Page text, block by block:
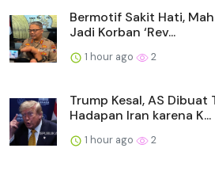
Bermotif Sakit Hati,
Jadi Korban ‘Rev...
1 hour ago 2
Trump Kesal, AS Dibuat
Hadapan Iran karena K...
1 hour ago 2